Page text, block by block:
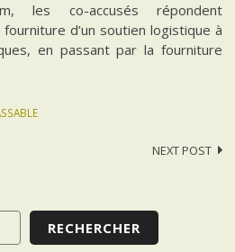
les co-accusés répondent
fourniture d’un soutien logistique à
en passant par la fourniture
NEXT POST
RECHERCHER